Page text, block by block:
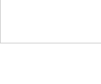
© 2026 -